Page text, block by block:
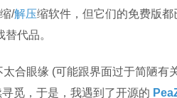
/解压缩软件，但它们的免费版都
代品。
合眼缘 (可能跟界面过于简陋有
觅，于是，我遇到了开源的